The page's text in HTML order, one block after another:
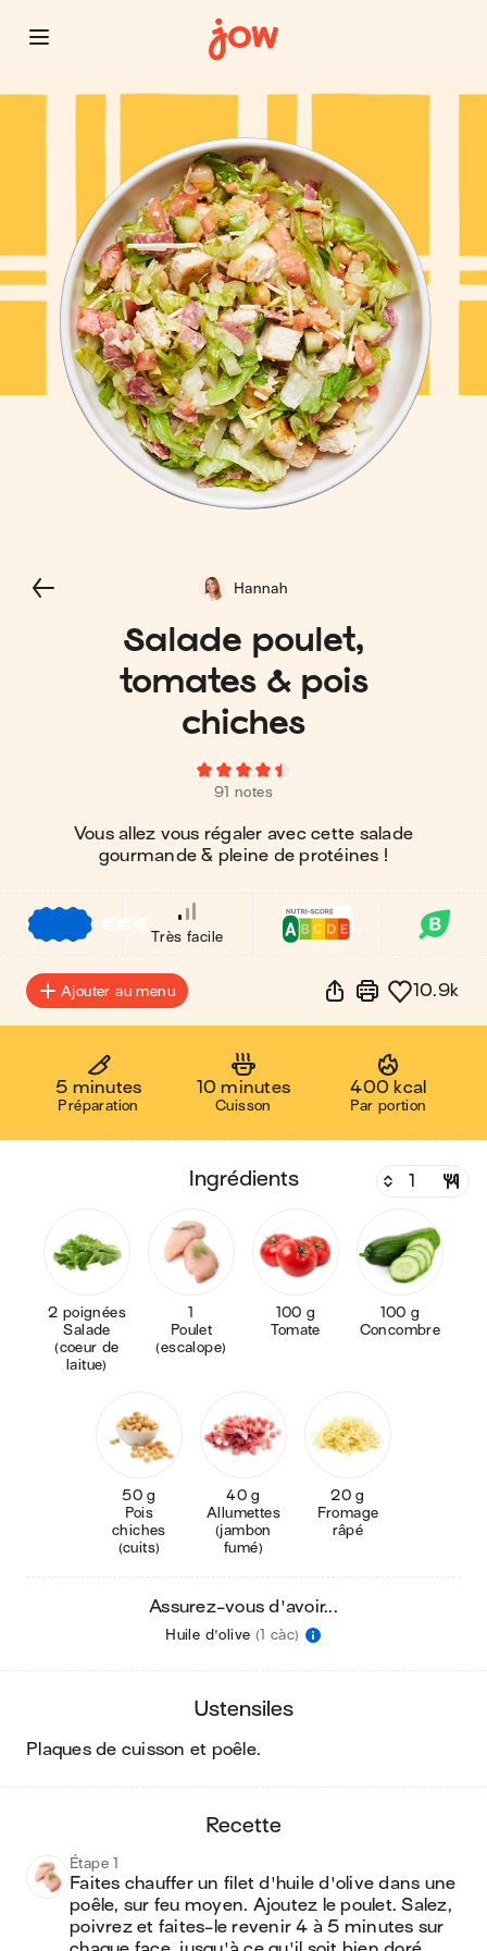
Salade poulet,
tomates & pois
chiches
91 notes
Vous allez vous régaler avec cette salade
gourmande & pleine de protéines !
Hannah
€€€
Très facile
Ajouter au menu 10.9k
5 minutes
Préparation
10 minutes
Cuisson
400 kcal
Par portion
ingrédients
2 poignées
Salade
(coeur de
laitue)
1
Poulet
(escalope)
100 g
Tomate
100 g
Concombre
50 g
Pois
chiches
(cuits)
40 g
Allumettes
(jambon
fumé)
20 g
Fromage
râpé
Assurez-vous d'avoir...
Huile d'olive (1 càc)
ustensiles
plaques de cuisson et poêle.
recette
Étape 1
Faites chauffer un filet d'huile d'olive dans une
poêle, sur feu moyen. Ajoutez le poulet. Salez,
poivrez et faites-le revenir 4 à 5 minutes sur